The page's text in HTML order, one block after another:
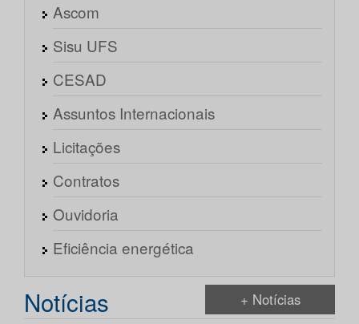
Ascom
Sisu UFS
CESAD
Assuntos Internacionais
Licitações
Contratos
Ouvidoria
Eficiência energética
Notícias + Notícias